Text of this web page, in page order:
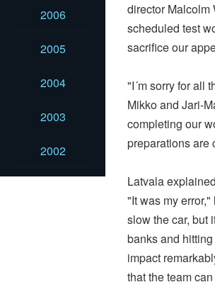
2006
2005
2004
2003
2002
director Malcolm
scheduled test
sacrifice our
"I´m sorry for all
Mikko and Jari-
completing our
preparations are
Latvala
"It was my
slow the car, but
banks and
impact
that the team